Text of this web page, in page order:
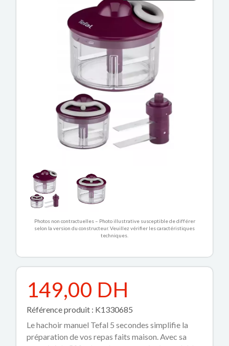
Photos non contractuelles – Photo illustrative susceptible de différer
selon la version du constructeur. Veuillez vérifier les caractéristiques
techniques.
149,00 DH
Référence produit : K1330685
Le hachoir manuel Tefal 5 secondes simplifie la
préparation de vos repas faits maison. Avec sa